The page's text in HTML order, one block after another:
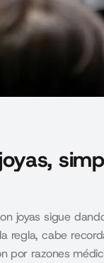
joyas sigue
cabe
por razones